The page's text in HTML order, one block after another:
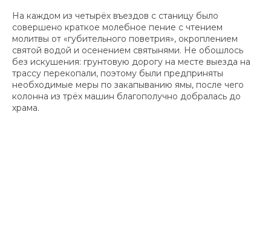
На каждом из четырёх въездов с станицу было
совершено краткое молебное пение с чтением
молитвы от «губительного поветрия», окроплением
святой водой и осенением святынями. Не обошлось
без искушения: грунтовую дорогу на месте выезда на
трассу перекопали, поэтому были предприняты
необходимые меры по закапыванию ямы, после чего
колонна из трёх машин благополучно добралась до
храма.